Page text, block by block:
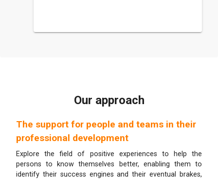
Our approach
The support for people and teams in their
professional development
Explore the field of positive experiences to help the
persons to know themselves better, enabling them to
identify their success engines and their eventual brakes,